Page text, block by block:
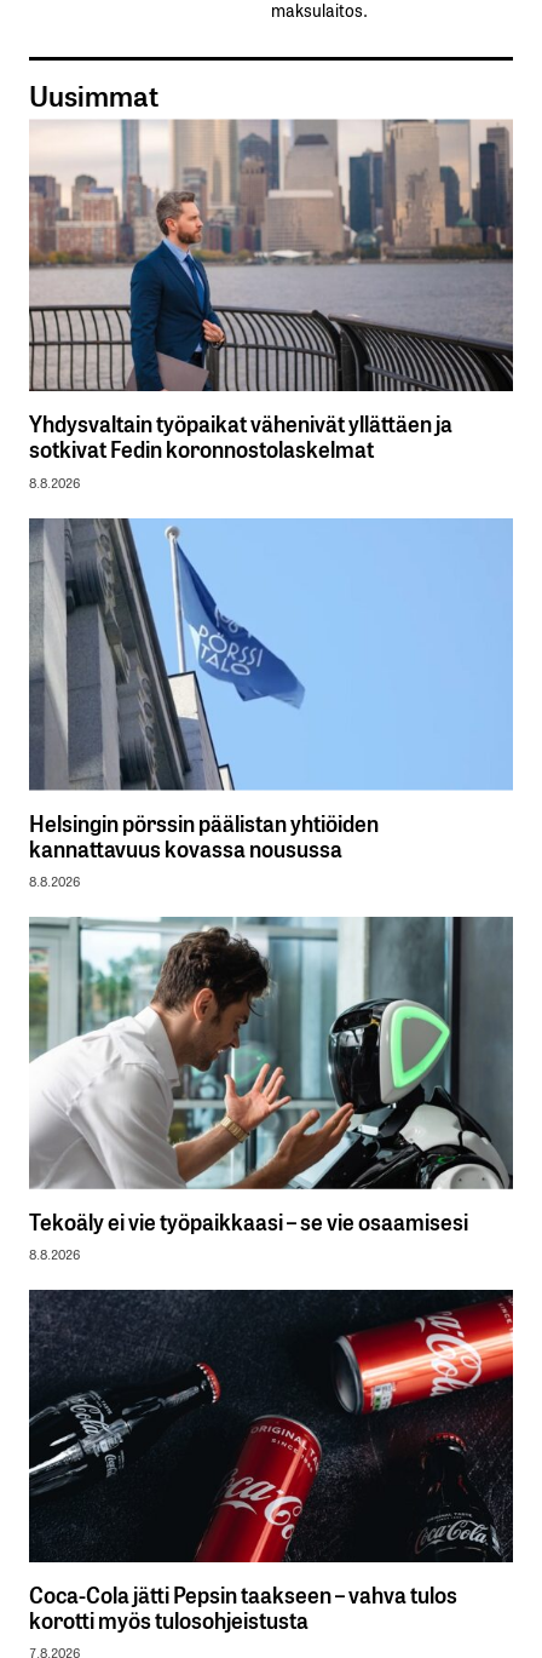
maksulaitos.
Uusimmat
Yhdysvaltain työpaikat vähenivät yllättäen ja
sotkivat Fedin koronnostolaskelmat
8.8.2026
Helsingin pörssin päälistan yhtiöiden
kannattavuus kovassa nousussa
8.8.2026
Tekoäly ei vie työpaikkaasi – se vie osaamisesi
8.8.2026
Coca-Cola jätti Pepsin taakseen – vahva tulos
korotti myös tulosohjeistusta
7.8.2026